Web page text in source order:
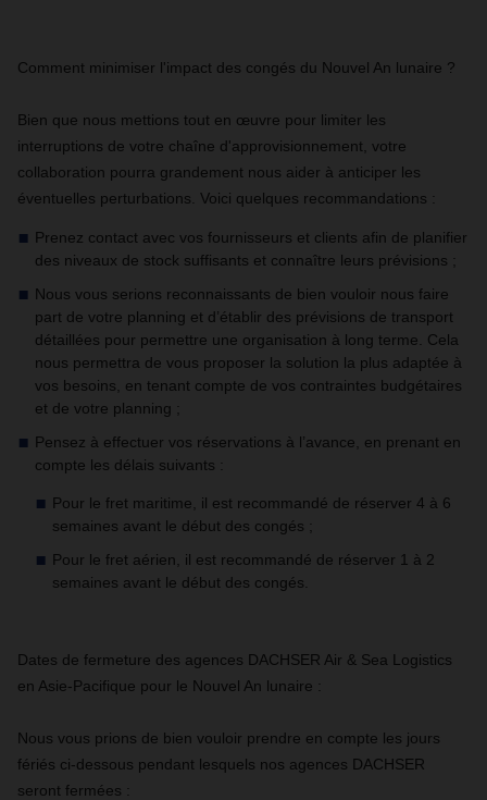
Comment minimiser l'impact des congés du Nouvel An lunaire ?
Bien que nous mettions tout en œuvre pour limiter les
interruptions de votre chaîne d'approvisionnement, votre
collaboration pourra grandement nous aider à anticiper les
éventuelles perturbations. Voici quelques recommandations :
Prenez contact avec vos fournisseurs et clients afin de planifier
des niveaux de stock suffisants et connaître leurs prévisions ;
Nous vous serions reconnaissants de bien vouloir nous faire
part de votre planning et d’établir des prévisions de transport
détaillées pour permettre une organisation à long terme. Cela
nous permettra de vous proposer la solution la plus adaptée à
vos besoins, en tenant compte de vos contraintes budgétaires
et de votre planning ;
Pensez à effectuer vos réservations à l’avance, en prenant en
compte les délais suivants :
Pour le fret maritime, il est recommandé de réserver 4 à 6
semaines avant le début des congés ;
Pour le fret aérien, il est recommandé de réserver 1 à 2
semaines avant le début des congés.
Dates de fermeture des agences DACHSER Air & Sea Logistics
en Asie-Pacifique pour le Nouvel An lunaire :
Nous vous prions de bien vouloir prendre en compte les jours
fériés ci-dessous pendant lesquels nos agences DACHSER
seront fermées :